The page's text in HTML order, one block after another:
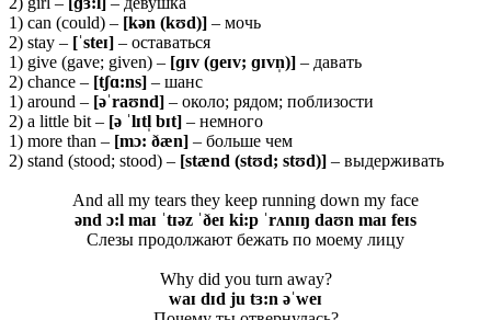
1) can (could) – [kən (kʊd)] – мочь
2) stay – [ˈsteɪ] – оставаться
1) give (gave; given) – [ɡɪv (ɡeɪv; ɡɪvn̩)] – давать
2) chance – [tʃɑ:ns] – шанс
1) around – [əˈraʊnd] – около; рядом; поблизости
2) a little bit – [ə ˈlɪtl̩ bɪt] – немного
1) more than – [mɔ: ðæn] – больше чем
2) stand (stood; stood) – [stænd (stʊd; stʊd)] – выдерживать
And all my tears they keep running down my face
ənd ɔ:l maɪ ˈtɪəz ˈðeɪ ki:p ˈrʌnɪŋ daʊn maɪ feɪs
Слезы продолжают бежать по моему лицу
Why did you turn away?
waɪ dɪd ju tɜ:n əˈweɪ